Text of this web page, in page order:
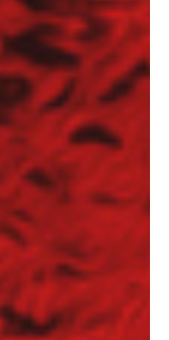
w dziedzinie